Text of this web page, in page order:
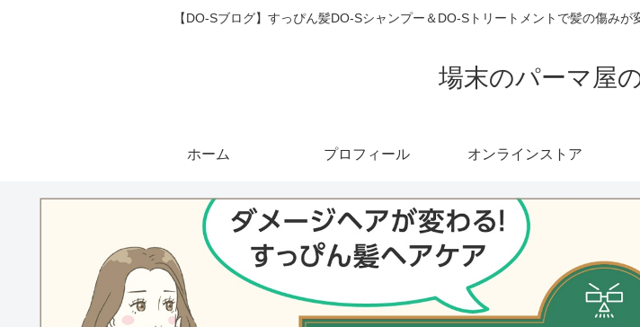
【DO-Sブログ】すっぴん髪DO-Sシャンプー＆DO-Sトリートメントで髪の傷み
場末のパーマ屋
ホーム プロフィール オンラインストア